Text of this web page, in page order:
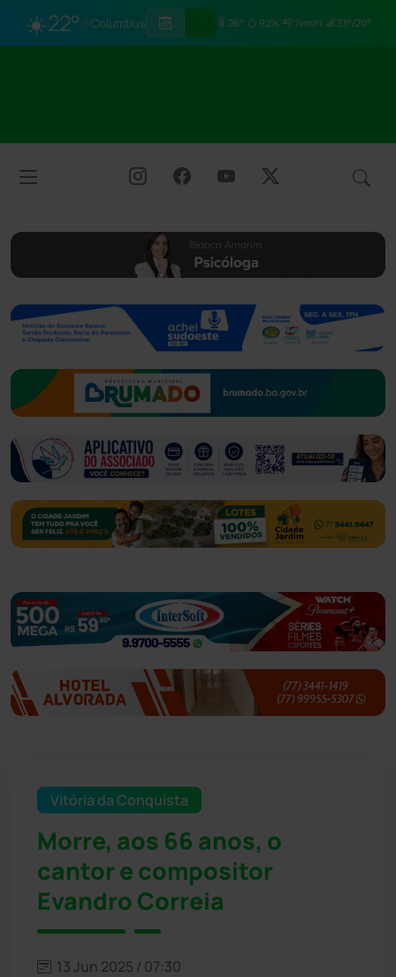
☀️22° Columbus 26° 92% 7km/h 33°/20°
Vitória da Conquista
Morre, aos 66 anos, o
cantor e compositor
Evandro Correia
13 Jun 2025 / 07:30